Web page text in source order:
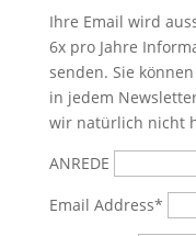
Ihre Email wird
6x pro Jahre
senden. Sie
in jedem
wir natürlich nicht
ANREDE
Email Address*